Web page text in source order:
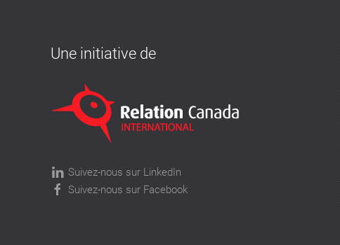
Une initiative de
Suivez-nous sur LinkedIn
Suivez-nous sur Facebook